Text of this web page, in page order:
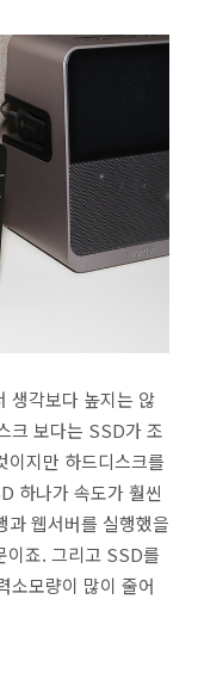
생각보다 높지는 않
크 보다는 SSD가 조
이지만 하드디스크를
하나가 속도가 훨씬
웹서버를 실행했을
이죠. 그리고 SSD를
소모량이 많이 줄어